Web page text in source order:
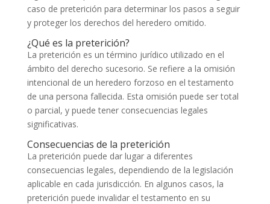
caso de preterición para determinar los pasos a seguir
y proteger los derechos del heredero omitido.
¿Qué es la preterición?
La preterición es un término jurídico utilizado en el
ámbito del derecho sucesorio. Se refiere a la omisión
intencional de un heredero forzoso en el testamento
de una persona fallecida. Esta omisión puede ser total
o parcial, y puede tener consecuencias legales
significativas.
Consecuencias de la preterición
La preterición puede dar lugar a diferentes
consecuencias legales, dependiendo de la legislación
aplicable en cada jurisdicción. En algunos casos, la
preterición puede invalidar el testamento en su